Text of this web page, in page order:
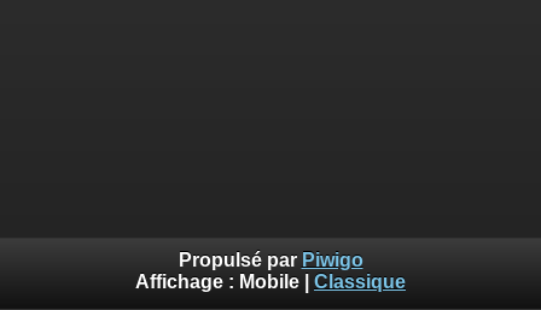
Propulsé par Piwigo
Affichage : Mobile Classique